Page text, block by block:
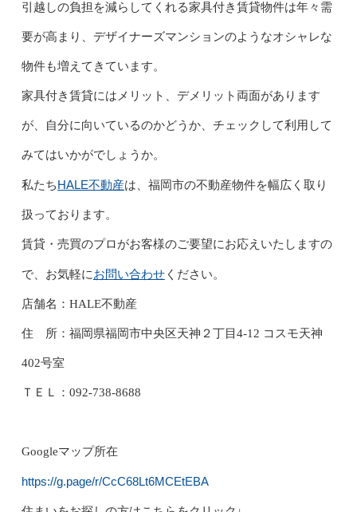
引越しの負担を減らしてくれる家具付き賃貸物件は年々需
要が高まり、デザイナーズマンションのようなオシャレな
物件も増えてきています。
家具付き賃貸にはメリット、デメリット両面があります
が、自分に向いているのかどうか、チェックして利用して
みてはいかがでしょうか。
私たちHALE不動産は、福岡市の不動産物件を幅広く取り
扱っております。
賃貸・売買のプロがお客様のご要望にお応えいたしますの
で、お気軽にお問い合わせください。
店舗名：HALE不動産
住 所：福岡県福岡市中央区天神２丁目4-12 コスモ天神
402号室
ＴＥＬ：092-738-8688
Googleマップ所在
https://g.page/r/CcC68Lt6MCEtEBA